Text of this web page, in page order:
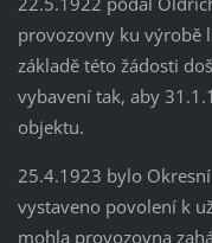
provozovny ku výrobě
základě této žádosti
vybavení tak, aby
objektu.
25.4.1923 bylo
vystaveno povolení k
mohla provozovna